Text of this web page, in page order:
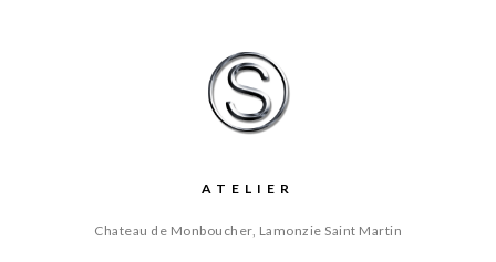
ATELIER
Chateau de Monboucher, Lamonzie Saint Martin